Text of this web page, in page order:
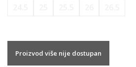
Proizvod više nije dostupan